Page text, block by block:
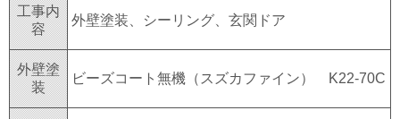
工事内
容
外壁塗装、シーリング、玄関ドア
外壁塗
装
ビーズコート無機（スズカファイン） K22-70C